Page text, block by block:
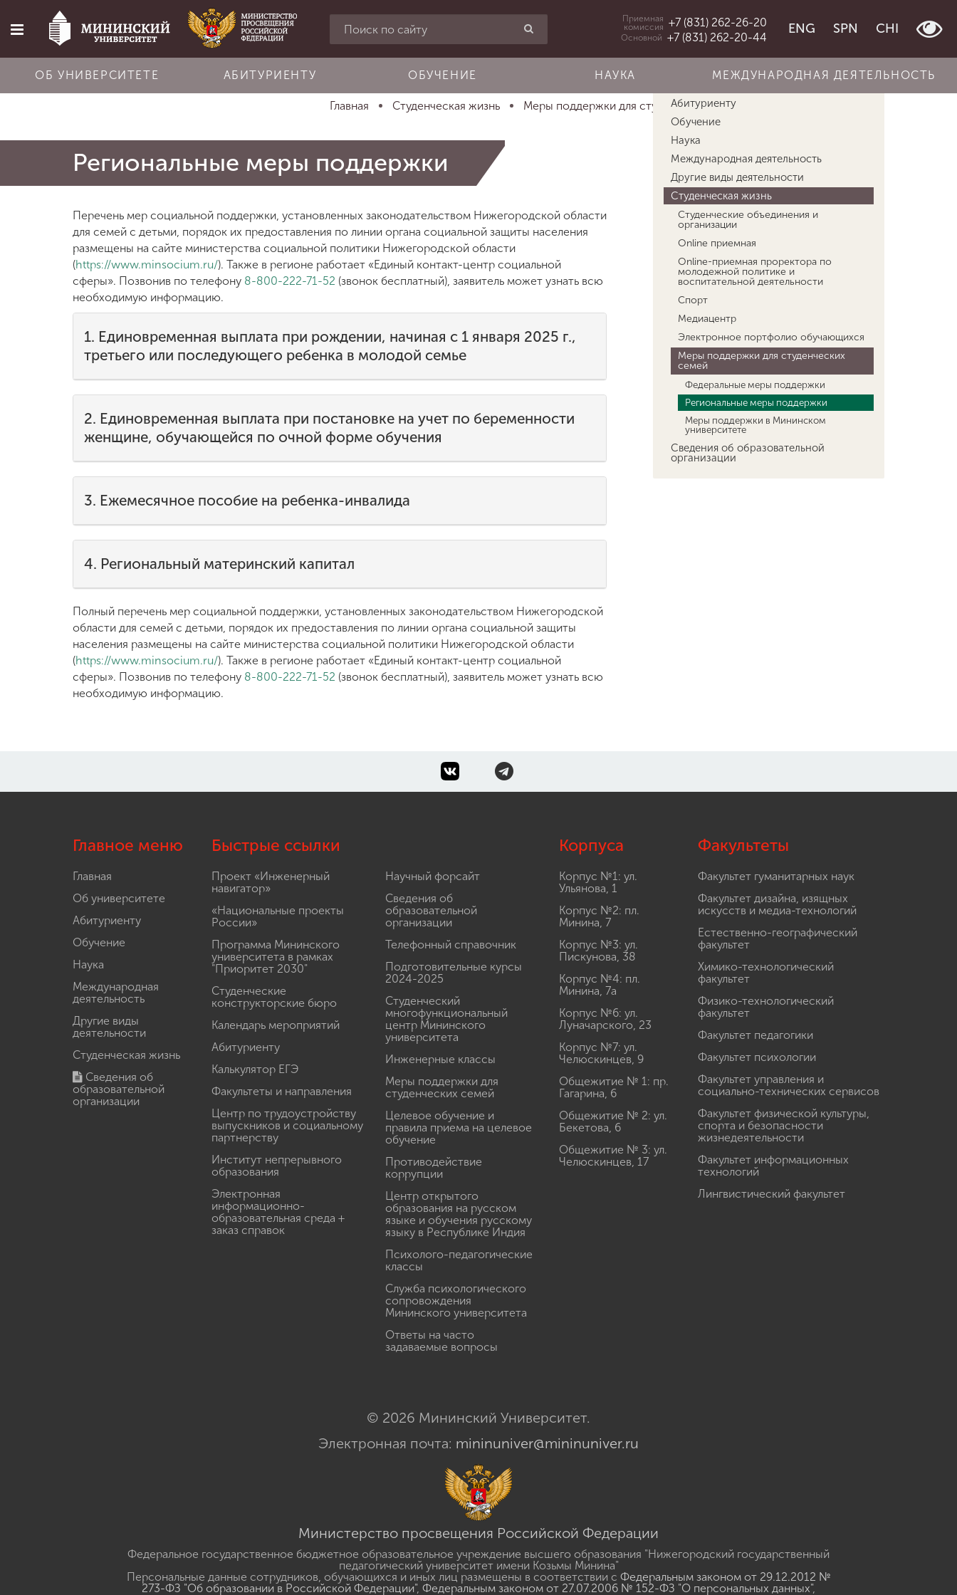
Об университете
Абитуриенту
Обучение
Наука
Международная
деятельность
деятельности
Студенческая
жизнь
Сведения об
образовательной
комиссия
+7 (831) 262-26-20
Приемная
комиссия +7 (831) 262-26-20
Основной +7 (831) 262-20-44
ENG SPN CHI
ОБ УНИВЕРСИТЕТЕ АБИТУРИЕНТУ ОБУЧЕНИЕ НАУКА МЕЖДУНАРОДНАЯ ДЕЯТЕЛЬНОСТЬ
Главная Студенческая жизнь Меры поддержки для студенч... Региональные меры поддержк...
Региональные меры поддержки
Перечень мер социальной поддержки, установленных законодательством Нижегородской области
для семей с детьми, порядок их предоставления по линии органа социальной защиты населения
размещены на сайте министерства социальной политики Нижегородской области
(https://www.minsocium.ru/). Также в регионе работает «Единый контакт-центр социальной
сферы». Позвонив по телефону 8-800-222-71-52 (звонок бесплатный), заявитель может узнать всю
необходимую информацию.
1. Единовременная выплата при рождении, начиная с 1 января 2025 г.,
третьего или последующего ребенка в молодой семье
2. Единовременная выплата при постановке на учет по беременности
женщине, обучающейся по очной форме обучения
3. Ежемесячное пособие на ребенка-инвалида
4. Региональный материнский капитал
Полный перечень мер социальной поддержки, установленных законодательством Нижегородской
области для семей с детьми, порядок их предоставления по линии органа социальной защиты
населения размещены на сайте министерства социальной политики Нижегородской области
(https://www.minsocium.ru/). Также в регионе работает «Единый контакт-центр социальной
сферы». Позвонив по телефону 8-800-222-71-52 (звонок бесплатный), заявитель может узнать всю
необходимую информацию.
Об университете
Абитуриенту
Обучение
Наука
Международная деятельность
Другие виды деятельности
Студенческая жизнь
Студенческие объединения и
организации
Online приемная
Online-приемная проректора по
молодежной политике и
воспитательной деятельности
Спорт
Медиацентр
Электронное портфолио обучающихся
Меры поддержки для студенческих
семей
Федеральные меры поддержки
Региональные меры поддержки
Меры поддержки в Мининском
университете
Сведения об образовательной
организации
Главное меню
Главная
Об университете
Абитуриенту
Обучение
Наука
Международная
деятельность
Другие виды
деятельности
Студенческая жизнь
Сведения об
образовательной
организации
Быстрые ссылки
Проект «Инженерный
навигатор»
«Национальные проекты
России»
Программа Мининского
университета в рамках
"Приоритет 2030"
Студенческие
конструкторские бюро
Календарь мероприятий
Абитуриенту
Калькулятор ЕГЭ
Факультеты и направления
Центр по трудоустройству
выпускников и социальному
партнерству
Институт непрерывного
образования
Электронная
информационно-
образовательная среда +
заказ справок
Научный форсайт
Сведения об
образовательной
организации
Телефонный справочник
Подготовительные курсы
2024-2025
Студенческий
многофункциональный
центр Мининского
университета
Инженерные классы
Меры поддержки для
студенческих семей
Целевое обучение и
правила приема на целевое
обучение
Противодействие
коррупции
Центр открытого
образования на русском
языке и обучения русскому
языку в Республике Индия
Психолого-педагогические
классы
Служба психологического
сопровождения
Мининского университета
Ответы на часто
задаваемые вопросы
Корпуса
Корпус №1: ул.
Ульянова, 1
Корпус №2: пл.
Минина, 7
Корпус №3: ул.
Пискунова, 38
Корпус №4: пл.
Минина, 7а
Корпус №6: ул.
Луначарского, 23
Корпус №7: ул.
Челюскинцев, 9
Общежитие № 1: пр.
Гагарина, 6
Общежитие № 2: ул.
Бекетова, 6
Общежитие № 3: ул.
Челюскинцев, 17
Факультеты
Факультет гуманитарных наук
Факультет дизайна, изящных
искусств и медиа-технологий
Естественно-географический
факультет
Химико-технологический
факультет
Физико-технологический
факультет
Факультет педагогики
Факультет психологии
Факультет управления и
социально-технических сервисов
Факультет физической культуры,
спорта и безопасности
жизнедеятельности
Факультет информационных
технологий
Лингвистический факультет
© 2026 Мининский Университет.
Электронная почта: mininuniver@mininuniver.ru
Министерство просвещения Российской Федерации
Федеральное государственное бюджетное образовательное учреждение высшего образования "Нижегородский государственный
педагогический университет имени Козьмы Минина"
Персональные данные сотрудников, обучающихся и иных лиц размещены в соответствии с Федеральным законом от 29.12.2012 №
273-ФЗ "Об образовании в Российской Федерации", Федеральным законом от 27.07.2006 № 152-ФЗ "О персональных данных",